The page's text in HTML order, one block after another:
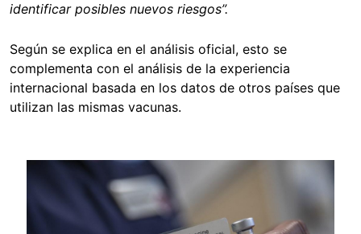
identificar posibles nuevos riesgos”.
Según se explica en el análisis oficial, esto se
complementa con el análisis de la experiencia
internacional basada en los datos de otros países que
utilizan las mismas vacunas.